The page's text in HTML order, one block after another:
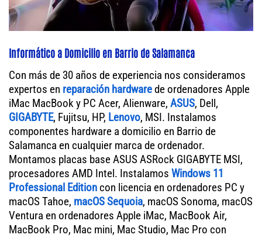
Informático a Domicilio en Barrio de Salamanca
Con más de 30 años de experiencia nos consideramos
expertos en reparación hardwarede ordenadores Apple
iMac MacBook y PC Acer, Alienware, ASUS, Dell,
GIGABYTE, Fujitsu, HP, Lenovo, MSI. Instalamos
componentes hardware a domicilio en Barrio de
Salamanca en cualquier marca de ordenador.
Montamos placas base ASUS ASRock GIGABYTE MSI,
procesadores AMD Intel. Instalamos Windows 11
Professional Edition con licencia en ordenadores PC y
macOS Tahoe, macOS Sequoia, macOS Sonoma, macOS
Ventura en ordenadores Apple iMac, MacBook Air,
MacBook Pro, Mac mini, Mac Studio, Mac Pro con